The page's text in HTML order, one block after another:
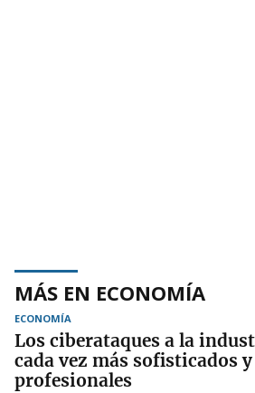
MÁS EN ECONOMÍA
ECONOMÍA
Los ciberataques a la
cada vez más sofisticados y
profesionales